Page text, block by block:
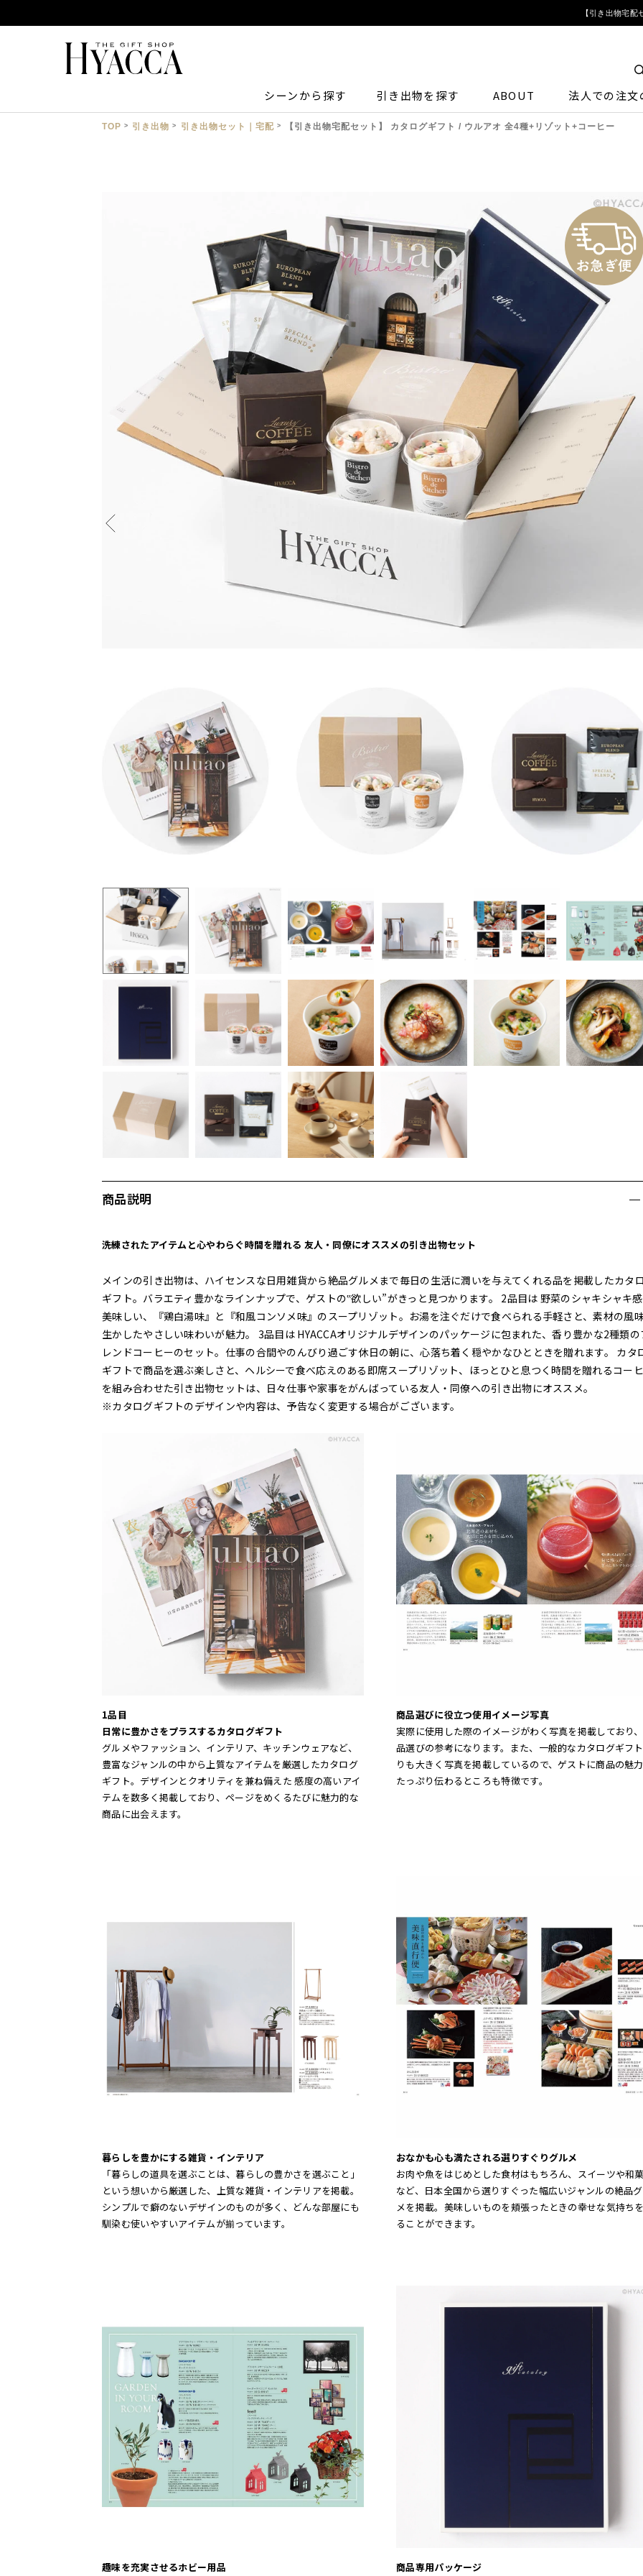
【引き出物宅
シーンから探す 引き出物を探す ABOUT 法人での注文
TOP 引き出物 引き出物セット｜宅配 【引き出物宅配セット】 カタログギフト / ウルアオ 全4種+リゾット+コーヒー
商品説明
洗練されたアイテムと心やわらぐ時間を贈れる 友人・同僚にオススメの引き出物セット
メインの引き出物は、ハイセンスな日用雑貨から絶品グルメまで毎日の生活に潤いを与えてくれる品を掲載したカタ
ギフト。バラエティ豊かなラインナップで、ゲストの‟欲しい”がきっと見つかります。 2品目は 野菜のシャキシャキ
美味しい、『鶏白湯味』と『和風コンソメ味』のスープリゾット。お湯を注ぐだけで食べられる手軽さと、素材の風
生かしたやさしい味わいが魅力。 3品目は HYACCAオリジナルデザインのパッケージに包まれた、香り豊かな2種類の
レンドコーヒーのセット。仕事の合間やのんびり過ごす休日の朝に、心落ち着く穏やかなひとときを贈れます。 カタ
ギフトで商品を選ぶ楽しさと、ヘルシーで食べ応えのある即席スープリゾット、ほっとひと息つく時間を贈れるコー
を組み合わせた引き出物セットは、日々仕事や家事をがんばっている友人・同僚への引き出物にオススメ。
※カタログギフトのデザインや内容は、予告なく変更する場合がございます。
1品目
日常に豊かさをプラスするカタログギフト
グルメやファッション、インテリア、キッチンウェアなど、
豊富なジャンルの中から上質なアイテムを厳選したカタログ
ギフト。デザインとクオリティを兼ね備えた 感度の高いアイ
テムを数多く掲載しており、ページをめくるたびに魅力的な
商品に出会えます。
商品選びに役立つ使用イメージ写真
実際に使用した際のイメージがわく写真を掲載しており
品選びの参考になります。また、一般的なカタログギフ
りも大きく写真を掲載しているので、ゲストに商品の魅
たっぷり伝わるところも特徴です。
暮らしを豊かにする雑貨・インテリア
「暮らしの道具を選ぶことは、暮らしの豊かさを選ぶこと」
という想いから厳選した、上質な雑貨・インテリアを掲載。
シンプルで癖のないデザインのものが多く、どんな部屋にも
馴染む使いやすいアイテムが揃っています。
おなかも心も満たされる選りすぐりグルメ
お肉や魚をはじめとした食材はもちろん、スイーツや和
など、日本全国から選りすぐった幅広いジャンルの絶品
メを掲載。美味しいものを頬張ったときの幸せな気持ち
ることができます。
趣味を充実させるホビー用品 商品専用パッケージ